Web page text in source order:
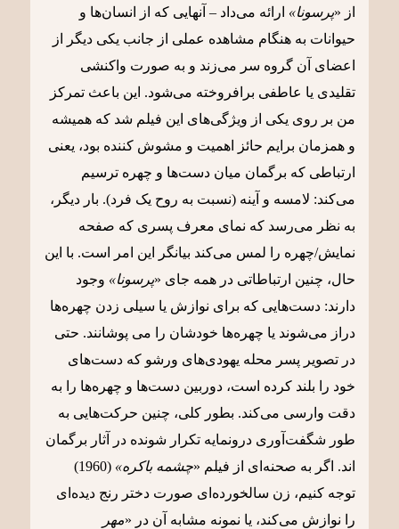
از «پرسونا» ارائه می‌داد – آنهایی که از انسان‌ها و
حیوانات به هنگام مشاهده عملی از جانب یکی دیگر از
اعضای آن گروه سر می‌زند و به صورت واکنشی
تقلیدی یا عاطفی برافروخته می‌شود. این باعث تمرکز
من بر روی یکی از ویژگی‌های این فیلم شد که همیشه
و همزمان برایم حائز اهمیت و مشوش کننده بود، یعنی
ارتباطی که برگمان میان دست‌ها و چهره ترسیم
می‌کند: لامسه و آینه (نسبت به روح یک فرد). بار دیگر،
به نظر می‌رسد که نمای معرف پسری که صفحه
نمایش/چهره را لمس می‌کند بیانگر این امر است. با این
حال، چنین ارتباطاتی در همه جای «پرسونا» وجود
دارند: دست‌هایی که برای نوازش یا سیلی زدن چهره‌ها
دراز می‌شوند یا چهره‌ها خودشان را می پوشانند. حتی
در تصویر پسر محله یهودی‌های ورشو که دست‌های
خود را بلند کرده است، دوربین دست‌ها و چهره‌ها را به
دقت وارسی می‌کند. بطور کلی، چنین حرکت‌هایی به
طور شگفت‌آوری درونمایه تکرار شونده در آثار برگمان
اند. اگر به صحنه‌ای از فیلم «چشمه باکره»
(1960)
توجه کنیم، زن سالخورده‌ای صورت دختر رنج دیده‌ای
را نوازش می‌کند، یا نمونه مشابه آن در «مهر